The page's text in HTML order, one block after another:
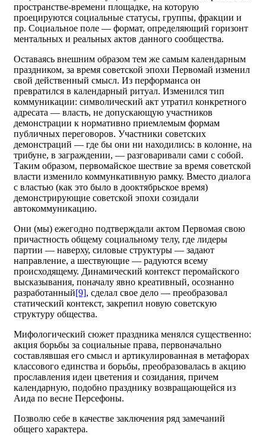
пространстве-времени площадке, на которую
проецируются социальные статусы, группы, фракции и
пр. Социальное поле — формат, определяющий горизонт
ментальных и реальных актов данного сообщества.
Оставаясь внешним образом тем же самым календарным
праздником, за время советской эпохи Первомай изменил
свой действенный смысл. Из перформанса он
превратился в календарный ритуал. Изменился тип
коммуникации: символический акт утратил конкретного
адресата — власть, не допускающую участников
демонстрации к нормативно приемлемым формам
публичных переговоров. Участники советских
демонстраций — где бы они ни находились: в колонне, на
трибуне, в заграждении, — разговаривали сами с собой.
Таким образом, первомайское шествие за время советской
власти изменило коммункативную рамку. Вместо диалога
с властью (как это было в дооктябрьское время)
демонстрирующие советской эпохи созидали
автокоммуникацию.
Они (мы) ежегодно подтверждали актом Первомая свою
причастность общему социальному телу, где лидеры
партии — наверху, силовые структуры — задают
направление, а шествующие — радуются всему
происходящему. Динамический контекст перомайского
высказывания, поначалу явно креативный, осознанно
разработанный[9], сделал свое дело — преобразовал
статический контекст, закрепил новую советскую
структуру общества.
Мифологический сюжет праздника менялся существенно:
акция борьбы за социальные права, первоначально
составлявшая его смысл и артикулированная в метафорах
классового единства и борьбы, преобразовалась в акцию
прославления идеи цветения и созидания, причем
календарную, подобно празднику возвращающейся из
Аида по весне Персефоны.
Позволю себе в качестве заключения ряд замечаний
общего характера.